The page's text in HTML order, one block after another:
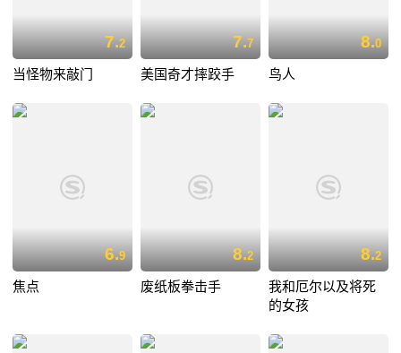
7.2
当怪物来敲门
7.7
美国奇才摔跤手
8.0
鸟人
6.9
焦点
8.2
废纸板拳击手
8.2
我和厄尔以及将死
的女孩